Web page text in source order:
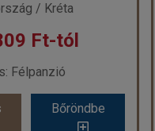
Ft-tól
Bőröndbe
/ Kréta
Ft-tól
Félpanzió
Bőröndbe